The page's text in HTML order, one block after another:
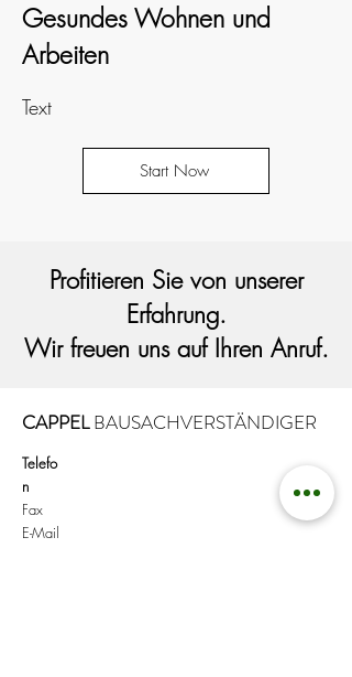
Gesundes Wohnen und
Arbeiten
Text
Start Now
Profitieren Sie von unserer
Erfahrung.
Wir freuen uns auf Ihren Anruf.
CAPPELBAUSACHVERSTÄNDIGER
Telefo
n
Fax
E-Mail